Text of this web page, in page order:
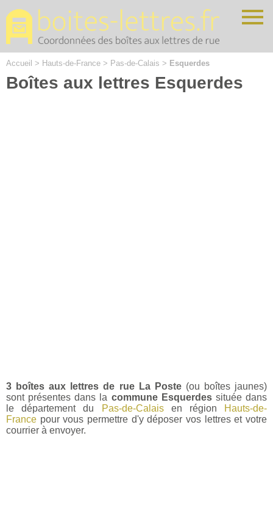
Accueil > Hauts-de-France > Pas-de-Calais > Esquerdes
Boîtes aux lettres Esquerdes
3 boîtes aux lettres de rue La Poste(ou boîtes jaunes)
sont présentes dans la commune Esquerdessituée dans
le département du
Pas-de-Calaisen région
Hauts-de-
France pour vous permettre d'y déposer vos lettres et votre
courrier à envoyer.